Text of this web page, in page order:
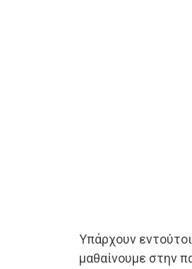
Υπάρχουν
μαθαίνουμε στην